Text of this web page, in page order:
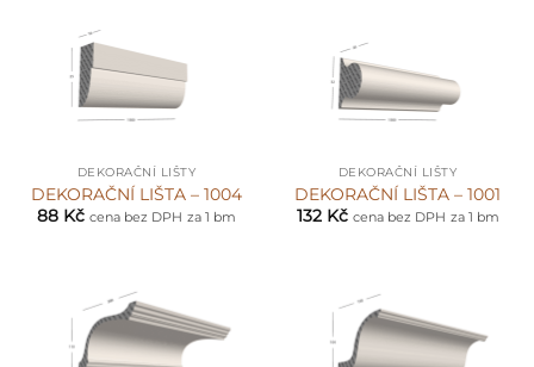
DEKORAČNÍ LIŠTY
DEKORAČNÍ LIŠTA – 1004
88 Kč cena bez DPH za 1 bm
DEKORAČNÍ LIŠTY
DEKORAČNÍ LIŠTA – 1001
132 Kč cena bez DPH za 1 bm